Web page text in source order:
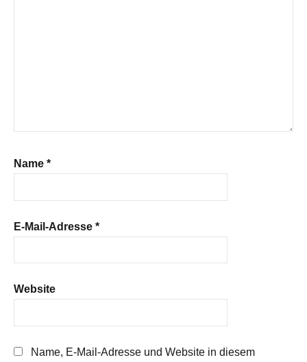
Name *
E-Mail-Adresse *
Website
Name, E-Mail-Adresse und Website in diesem